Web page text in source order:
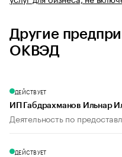
Другие
ОКВЭД
ДЕЙСТВУЕТ
ИП Габдрахманов Ильнар
Деятельность по
ДЕЙСТВУЕТ